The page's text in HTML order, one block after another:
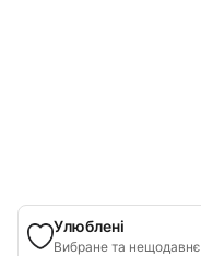
Улюблені
Вибране та нещодавнє